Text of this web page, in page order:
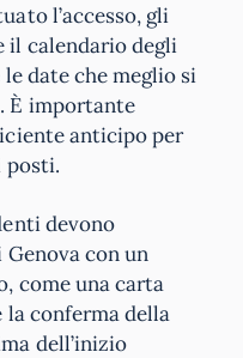
l’accesso, gli
il calendario degli
date che meglio si
È importante
anticipo per
posti.
devono
con un
come una carta
la conferma della
dell’inizio